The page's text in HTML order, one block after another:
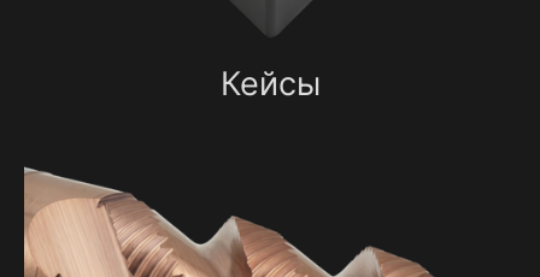
Кейсы